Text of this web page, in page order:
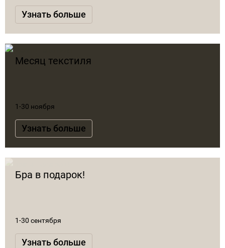
Узнать больше
Месяц текстиля
1-30 ноября
Узнать больше
Бра в подарок!
1-30 сентября
Узнать больше